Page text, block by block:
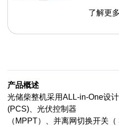
了解更多
产品概述
光储柴整机采用ALL-in-One设
(PCS)、光伏控制器
（MPPT）、并离网切换开关